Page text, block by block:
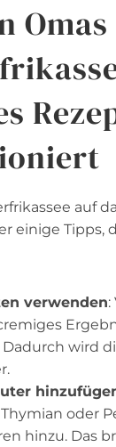
Omas
auf
einige Tipps,
verwenden:
Dadurch wird
oder
hinzu. Das